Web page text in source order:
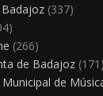
Badajoz(337)
(266)
de Badajoz(171)
de